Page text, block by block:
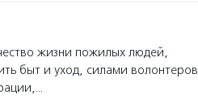
жизни пожилых людей,
быт и уход, силами волонтеров